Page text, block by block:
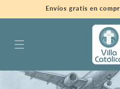
directamente
al contenido
Envíos gratis en